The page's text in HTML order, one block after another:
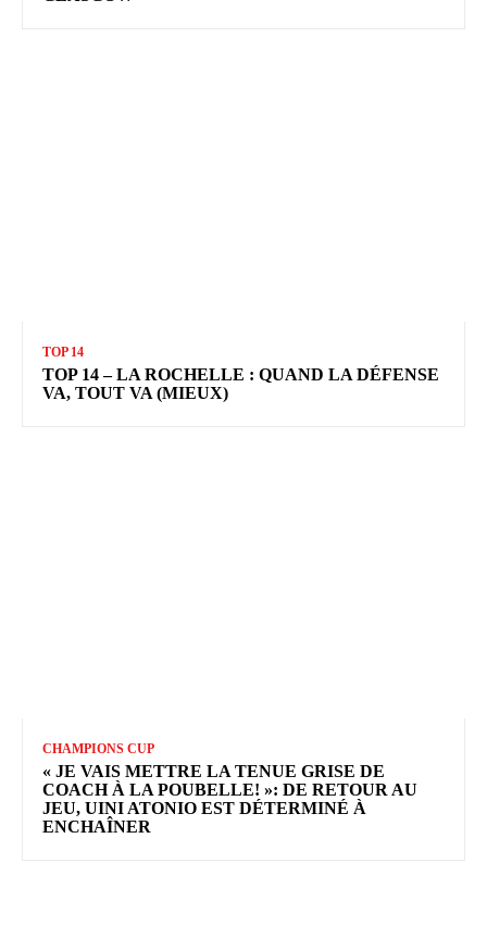
TOP 14
TOP 14 – LA ROCHELLE : QUAND LA DÉFENSE
VA, TOUT VA (MIEUX)
CHAMPIONS CUP
« JE VAIS METTRE LA TENUE GRISE DE
COACH À LA POUBELLE! »: DE RETOUR AU
JEU, UINI ATONIO EST DÉTERMINÉ À
ENCHAÎNER